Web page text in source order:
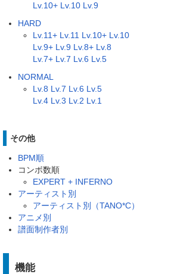
Lv.10+ Lv.10 Lv.9
HARD
Lv.11+ Lv.11 Lv.10+ Lv.10
Lv.9+ Lv.9 Lv.8+ Lv.8
Lv.7+ Lv.7 Lv.6 Lv.5
NORMAL
Lv.8 Lv.7 Lv.6 Lv.5
Lv.4 Lv.3 Lv.2 Lv.1
その他
BPM順
コンボ数順
EXPERT + INFERNO
アーティスト別
アーティスト別（TANO*C）
アニメ別
譜面制作者別
機能